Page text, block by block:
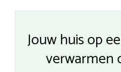
Jouw huis op
verwarmen